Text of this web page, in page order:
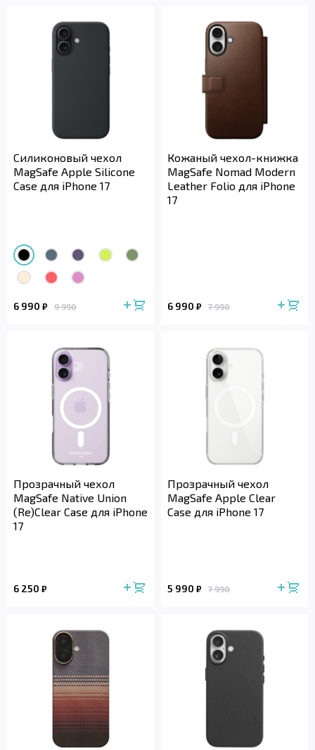
Силиконовый чехол
MagSafe Apple Silicone
Case для iPhone 17
6 990 ₽ 9 990
Кожаный чехол-книжка
MagSafe Nomad Modern
Leather Folio для iPhone
17
6 990 ₽ 7 990
Прозрачный чехол
MagSafe Native Union
(Re)Clear Case для iPhone
17
6 250 ₽
Прозрачный чехол
MagSafe Apple Clear
Case для iPhone 17
5 990 ₽ 7 990